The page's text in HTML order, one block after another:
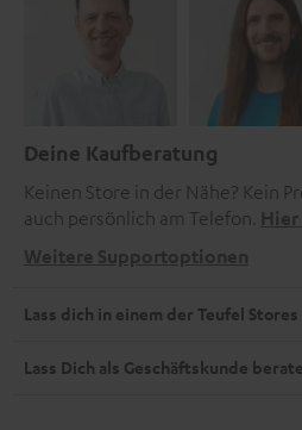
Deine Kaufberatung
Keinen Store in der Nähe? Kein
auch persönlich am Telefon. Hier
Weitere Supportoptionen
Lass dich in einem der Teufel
Lass Dich als Geschäftskunde